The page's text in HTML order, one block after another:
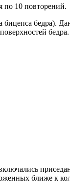
по 10 повторений.
бедра).
бедра.
ближе к